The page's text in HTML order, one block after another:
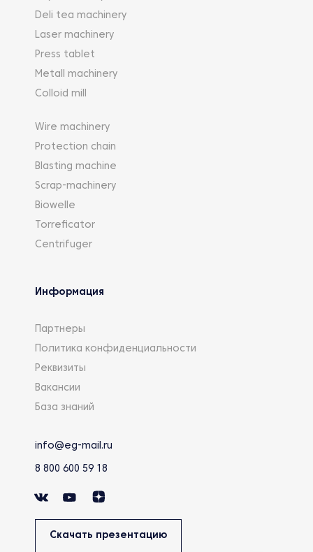
Deli tea machinery
Laser machinery
Press tablet
Metall machinery
Colloid mill
Wire machinery
Protection chain
Blasting machine
Scrap-machinery
Biowelle
Torreficator
Centrifuger
Информация
Партнеры
Политика конфиденциальности
Реквизиты
Вакансии
База знаний
info@eg-mail.ru
8 800 600 59 18
Скачать презентацию